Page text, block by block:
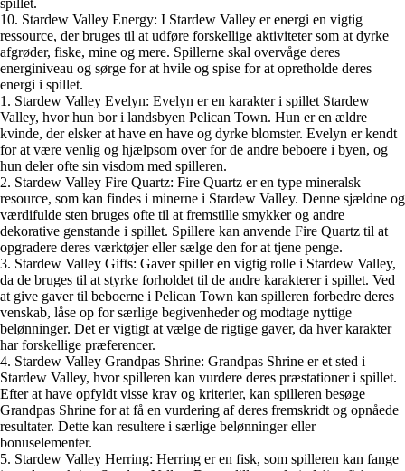
10. Stardew Valley Energy: I Stardew Valley er energi en vigtig
ressource, der bruges til at udføre forskellige aktiviteter som at dyrke
afgrøder, fiske, mine og mere. Spillerne skal overvåge deres
energiniveau og sørge for at hvile og spise for at opretholde deres
energi i spillet.
1. Stardew Valley Evelyn: Evelyn er en karakter i spillet Stardew
Valley, hvor hun bor i landsbyen Pelican Town. Hun er en ældre
kvinde, der elsker at have en have og dyrke blomster. Evelyn er kendt
for at være venlig og hjælpsom over for de andre beboere i byen, og
hun deler ofte sin visdom med spilleren.
2. Stardew Valley Fire Quartz: Fire Quartz er en type mineralsk
resource, som kan findes i minerne i Stardew Valley. Denne sjældne og
værdifulde sten bruges ofte til at fremstille smykker og andre
dekorative genstande i spillet. Spillere kan anvende Fire Quartz til at
opgradere deres værktøjer eller sælge den for at tjene penge.
3. Stardew Valley Gifts: Gaver spiller en vigtig rolle i Stardew Valley,
da de bruges til at styrke forholdet til de andre karakterer i spillet. Ved
at give gaver til beboerne i Pelican Town kan spilleren forbedre deres
venskab, låse op for særlige begivenheder og modtage nyttige
belønninger. Det er vigtigt at vælge de rigtige gaver, da hver karakter
har forskellige præferencer.
4. Stardew Valley Grandpas Shrine: Grandpas Shrine er et sted i
Stardew Valley, hvor spilleren kan vurdere deres præstationer i spillet.
Efter at have opfyldt visse krav og kriterier, kan spilleren besøge
Grandpas Shrine for at få en vurdering af deres fremskridt og opnåede
resultater. Dette kan resultere i særlige belønninger eller
bonuselementer.
5. Stardew Valley Herring: Herring er en fisk, som spilleren kan fange